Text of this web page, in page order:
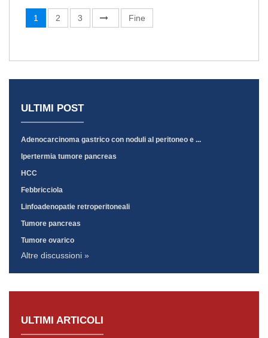
1 2 3 Fine
ULTIMI POST
Adenocarcinoma gastrico con noduli al peritoneo e ...
Ipertermia tumore pancreas
HCC
Febbricciola
Linfoadenopatie retroperitoneali
Tumore pancreas
Tumore ovarico
Altre discussioni »
ULTIMI ARTICOLI